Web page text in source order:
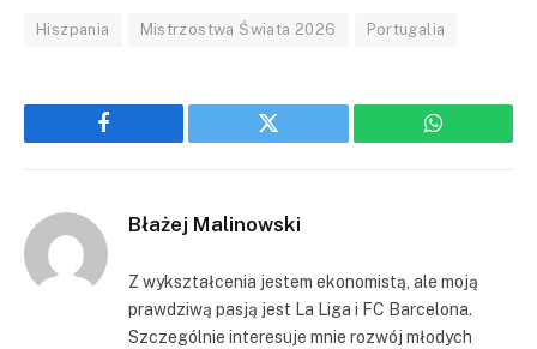
Hiszpania Mistrzostwa Świata 2026 Portugalia
Facebook Twitter WhatsApp
Błażej Malinowski
Z wykształcenia jestem ekonomistą, ale moją
prawdziwą pasją jest La Liga i FC Barcelona.
Szczególnie interesuje mnie rozwój młodych